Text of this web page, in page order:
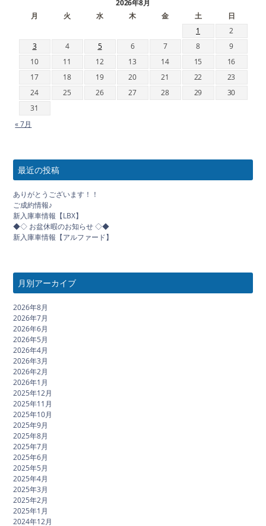
2026年8月
月
火 水 木 金 土
日
1
2
3
4 5 6 7 8
9
10
11 12 13 14 15
16
17
18 19 20 21 22
23
24
25 26 27 28 29
30
31
« 7月
最近の投稿
ありがとうございます！！
ご成約情報♪
新入庫車情報【LBX】
◆◇ お盆休暇のお知らせ ◇◆
新入庫車情報【アルファード】
月別アーカイブ
2026年8月
2026年7月
2026年6月
2026年5月
2026年4月
2026年3月
2026年2月
2026年1月
2025年12月
2025年11月
2025年10月
2025年9月
2025年8月
2025年7月
2025年6月
2025年5月
2025年4月
2025年3月
2025年2月
2025年1月
2024年12月